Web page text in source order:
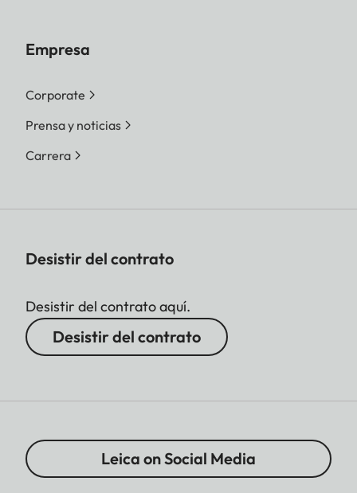
Empresa
Corporate
Prensa y noticias
Carrera
Desistir del contrato
Desistir del contrato aquí.
Desistir del contrato
Leica on Social Media